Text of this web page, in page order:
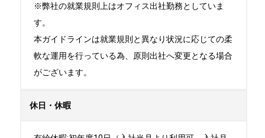
※弊社の就業規則上はオフィス出社勤務としていま
す。
本ガイドラインは就業規則と異なり状況に応じての柔
軟な運用を行っている為、原則出社へ変更となる場合
がございます。
休日・休暇